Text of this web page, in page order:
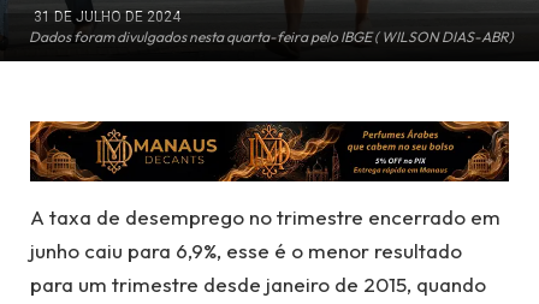
Dados foram divulgados nesta quarta-feira pelo IBGE ( WILSON DIAS-ABR)
31 DE JULHO DE 2024
A taxa de desemprego no trimestre encerrado em
junho caiu para 6,9%, esse é o menor resultado
para um trimestre desde janeiro de 2015, quando